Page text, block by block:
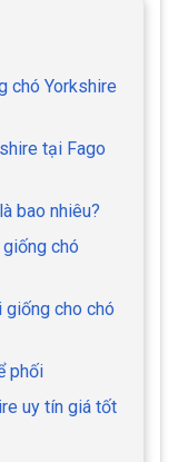
chó Yorkshire
tại Fago
bao nhiêu?
chó
giống cho chó
phối
uy tín giá tốt